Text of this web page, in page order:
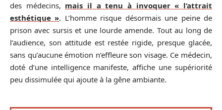
des médecins, mais il a tenu à invoquer « l’attrait
esthétique ». L’homme risque désormais une peine de
prison avec sursis et une lourde amende. Tout au long de
l’audience, son attitude est restée rigide, presque glacée,
sans qu’aucune émotion n’effleure son visage. Ce médecin,
doté d’une intelligence manifeste, affiche une supériorité
peu dissimulée qui ajoute à la gêne ambiante.